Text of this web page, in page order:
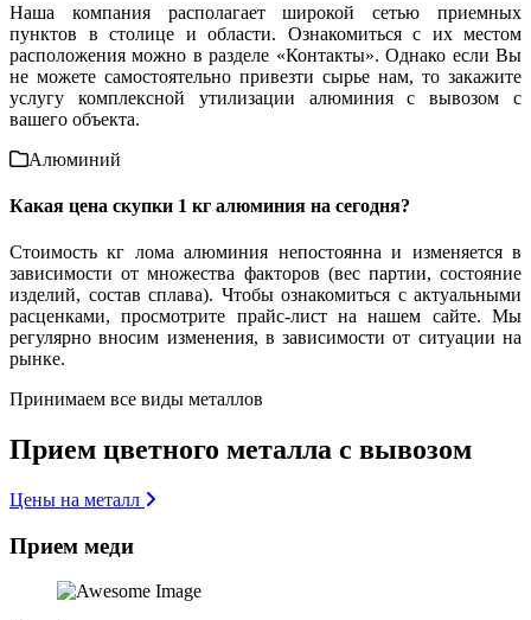
Наша компания располагает широкой сетью приемных
пунктов в столице и области. Ознакомиться с их местом
расположения можно в разделе «Контакты». Однако если Вы
не можете самостоятельно привезти сырье нам, то закажите
услугу комплексной утилизации алюминия с вывозом с
вашего объекта.
Алюминий
Какая цена скупки 1 кг алюминия на сегодня?
Стоимость кг лома алюминия непостоянна и изменяется в
зависимости от множества факторов (вес партии, состояние
изделий, состав сплава). Чтобы ознакомиться с актуальными
расценками, просмотрите прайс-лист на нашем сайте. Мы
регулярно вносим изменения, в зависимости от ситуации на
рынке.
Принимаем все виды металлов
Прием цветного металла с вывозом
Цены на металл
Прием меди